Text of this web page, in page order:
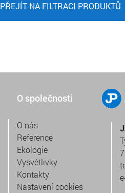
PŘEJÍT NA FILTRACI PRODUKTŮ
O společnosti
O nás
Reference
Ekologie
Vysvětlivky
Kontakty
Nastavení cookies